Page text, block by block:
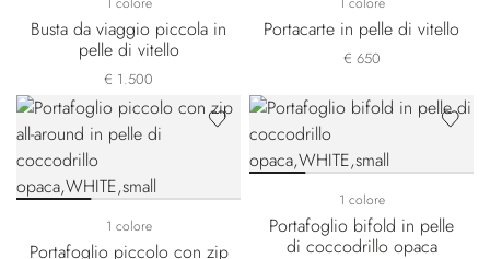
Busta da viaggio piccola in
pelle di vitello
€ 1.500
Portacarte in pelle di vitello
€ 650
1 colore
Portafoglio piccolo con zip
1 colore
Portafoglio bifold in pelle
di coccodrillo opaca